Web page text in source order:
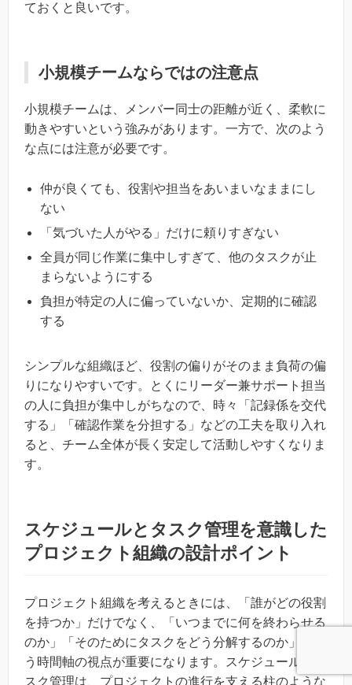
ておくと良いです。
小規模チームならではの注意点
小規模チームは、メンバー同士の距離が近く、柔軟に
動きやすいという強みがあります。一方で、次のよう
な点には注意が必要です。
仲が良くても、役割や担当をあいまいなままにし
ない
「気づいた人がやる」だけに頼りすぎない
全員が同じ作業に集中しすぎて、他のタスクが止
まらないようにする
負担が特定の人に偏っていないか、定期的に確認
する
シンプルな組織ほど、役割の偏りがそのまま負荷の偏
りになりやすいです。とくにリーダー兼サポート担当
の人に負担が集中しがちなので、時々「記録係を交代
する」「確認作業を分担する」などの工夫を取り入れ
ると、チーム全体が長く安定して活動しやすくなりま
す。
スケジュールとタスク管理を意識した
プロジェクト組織の設計ポイント
プロジェクト組織を考えるときには、「誰がどの役割
を持つか」だけでなく、「いつまでに何を終わらせる
のか」「そのためにタスクをどう分解するのか」とい
う時間軸の視点が重要になります。スケジュールとタ
スク管理は、プロジェクトの進行を支える柱のような